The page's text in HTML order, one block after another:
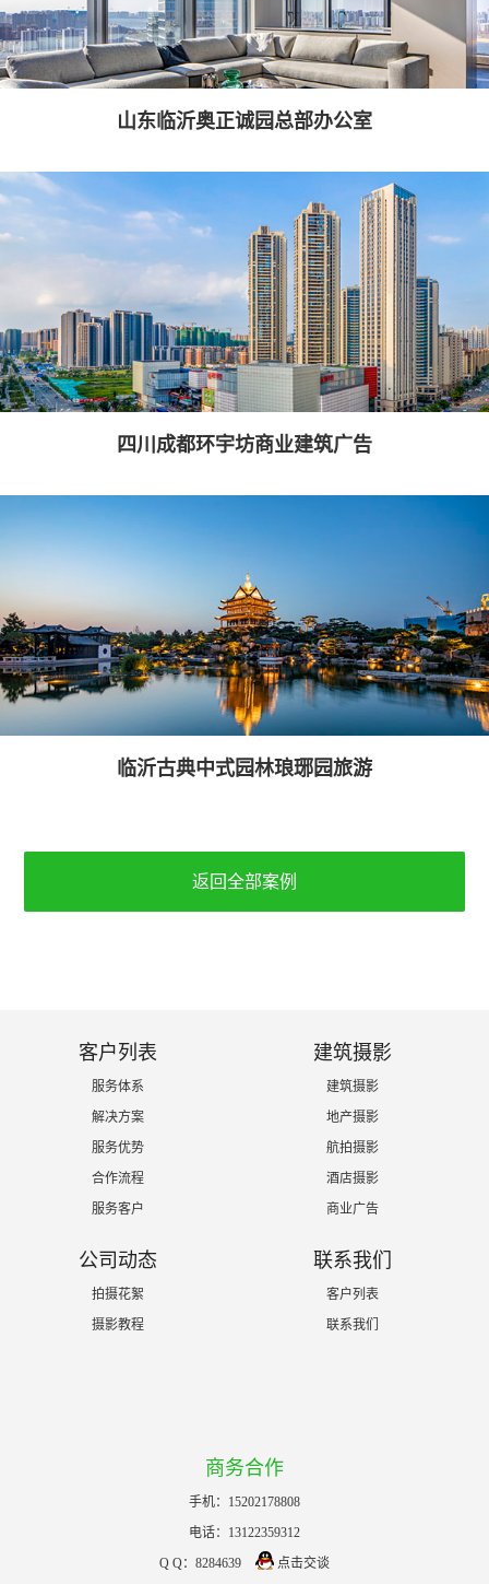
山东临沂奥正诚园总部办公室
四川成都环宇坊商业建筑广告
临沂古典中式园林琅琊园旅游
返回全部案例
客户列表
服务体系
解决方案
服务优势
合作流程
服务客户
建筑摄影
建筑摄影
地产摄影
航拍摄影
酒店摄影
商业广告
公司动态
拍摄花絮
摄影教程
联系我们
客户列表
联系我们
商务合作
手机：15202178808
电话：13122359312
Q Q：8284639
点击交谈